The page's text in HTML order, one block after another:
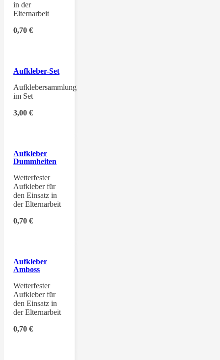
in der
Elternarbeit
0,70€
Aufkleber-Set
Aufklebersammlung
im Set
3,00€
Aufkleber
Dummheiten
Wetterfester
Aufkleber für
den Einsatz in
der Elternarbeit
0,70€
Aufkleber
Amboss
Wetterfester
Aufkleber für
den Einsatz in
der Elternarbeit
0,70€